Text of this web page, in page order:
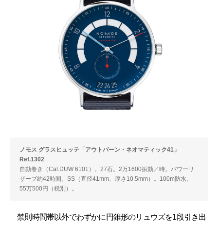
ノモス グラスヒュッテ「アウトバーン・ネオマティック41」
Ref.1302
自動巻き（Cal.DUW 6101）。27石。2万1600振動／時。パワーリ
ザーブ約42時間。SS（直径41mm、厚さ10.5mm）。100m防水。
55万500円（税別）。
禁則時間帯以外でわずかに円錐形のリュウズを1段引き出